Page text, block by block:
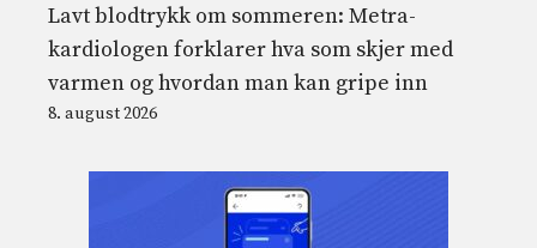
Lavt blodtrykk om sommeren: Metra-
kardiologen forklarer hva som skjer med
varmen og hvordan man kan gripe inn
8. august 2026